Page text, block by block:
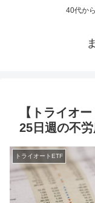
40代か
【トライオ
25日週の不労
トライオートETF